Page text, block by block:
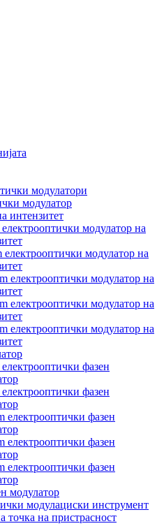
модулатори
модулатор
интензитет
модулатор на
електрооптички модулатор на
електрооптички модулатор на
електрооптички модулатор на
електрооптички модулатор на
фазен
фазен
електрооптички фазен
електрооптички фазен
електрооптички фазен
модулатор
модулациски инструмент
точка на пристрасност